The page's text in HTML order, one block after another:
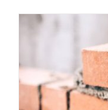
Jasa Konsultan &
HUBUNGI